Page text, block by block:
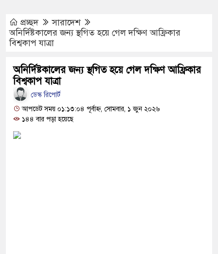
শঙ্কায় দেশজুড়ে পুলিশের সতর্কতা জারি
আ.লীগের গোপন বৈঠক থেকে গ্রেপ্তার ৬
যুবদল সভাপতি আটক, ভিডিও ভাইরাল
ফিরলে দায়ী থাকবে জামায়াত-এনসিপি: রাশেদ খাঁন
দিলেন জামায়াত বহিষ্কাকৃত গাজী নজরুলের ১২
প্রচ্ছদ
সারাদেশ
অনির্দিষ্টকালের জন্য স্থগিত হয়ে গেল দক্ষিণ আফ্রিকার
বিশ্বকাপ যাত্রা
অনির্দিষ্টকালের জন্য স্থগিত হয়ে গেল দক্ষিণ আফ্রিকার
বিশ্বকাপ যাত্রা
ডেস্ক রিপোর্ট
আপডেট সময় ০১:১৩:০৪ পূর্বাহ্ন, সোমবার, ১ জুন ২০২৬
১৪৪ বার পড়া হয়েছে